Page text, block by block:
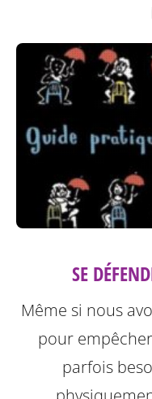
SE
Même si nous
pour
parfois